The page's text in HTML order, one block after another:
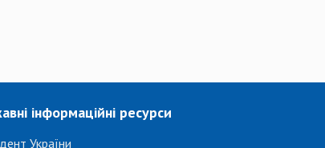
інформаційні ресурси
України